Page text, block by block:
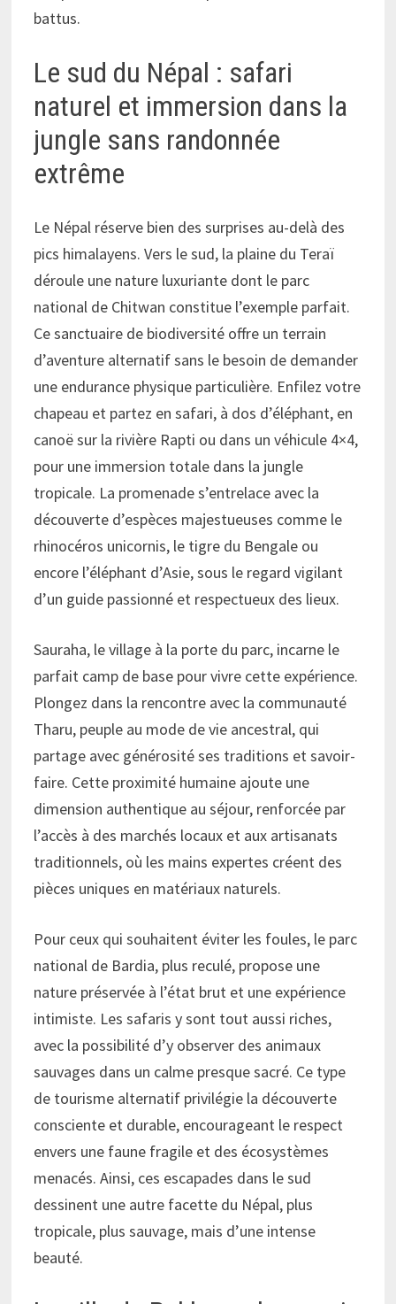
battus.
Le sud du Népal : safari
naturel et immersion dans la
jungle sans randonnée
extrême
Le Népal réserve bien des surprises au-delà des
pics himalayens. Vers le sud, la plaine du Teraï
déroule une nature luxuriante dont le parc
national de Chitwan constitue l’exemple parfait.
Ce sanctuaire de biodiversité offre un terrain
d’aventure alternatif sans le besoin de demander
une endurance physique particulière. Enfilez votre
chapeau et partez en safari, à dos d’éléphant, en
canoë sur la rivière Rapti ou dans un véhicule 4×4,
pour une immersion totale dans la jungle
tropicale. La promenade s’entrelace avec la
découverte d’espèces majestueuses comme le
rhinocéros unicornis, le tigre du Bengale ou
encore l’éléphant d’Asie, sous le regard vigilant
d’un guide passionné et respectueux des lieux.
Sauraha, le village à la porte du parc, incarne le
parfait camp de base pour vivre cette expérience.
Plongez dans la rencontre avec la communauté
Tharu, peuple au mode de vie ancestral, qui
partage avec générosité ses traditions et savoir-
faire. Cette proximité humaine ajoute une
dimension authentique au séjour, renforcée par
l’accès à des marchés locaux et aux artisanats
traditionnels, où les mains expertes créent des
pièces uniques en matériaux naturels.
Pour ceux qui souhaitent éviter les foules, le parc
national de Bardia, plus reculé, propose une
nature préservée à l’état brut et une expérience
intimiste. Les safaris y sont tout aussi riches,
avec la possibilité d’y observer des animaux
sauvages dans un calme presque sacré. Ce type
de tourisme alternatif privilégie la découverte
consciente et durable, encourageant le respect
envers une faune fragile et des écosystèmes
menacés. Ainsi, ces escapades dans le sud
dessinent une autre facette du Népal, plus
tropicale, plus sauvage, mais d’une intense
beauté.